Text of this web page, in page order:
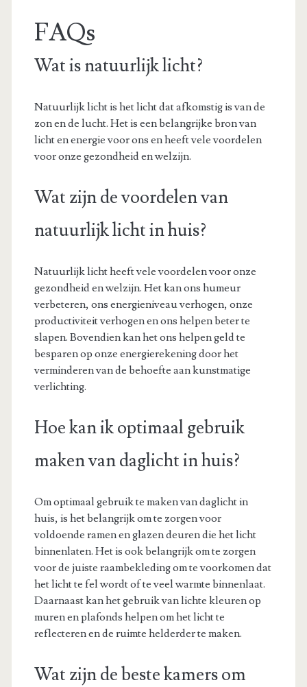
FAQs
Wat is natuurlijk licht?
Natuurlijk licht is het licht dat afkomstig is van de
zon en de lucht. Het is een belangrijke bron van
licht en energie voor ons en heeft vele voordelen
voor onze gezondheid en welzijn.
Wat zijn de voordelen van
natuurlijk licht in huis?
Natuurlijk licht heeft vele voordelen voor onze
gezondheid en welzijn. Het kan ons humeur
verbeteren, ons energieniveau verhogen, onze
productiviteit verhogen en ons helpen beter te
slapen. Bovendien kan het ons helpen geld te
besparen op onze energierekening door het
verminderen van de behoefte aan kunstmatige
verlichting.
Hoe kan ik optimaal gebruik
maken van daglicht in huis?
Om optimaal gebruik te maken van daglicht in
huis, is het belangrijk om te zorgen voor
voldoende ramen en glazen deuren die het licht
binnenlaten. Het is ook belangrijk om te zorgen
voor de juiste raambekleding om te voorkomen dat
het licht te fel wordt of te veel warmte binnenlaat.
Daarnaast kan het gebruik van lichte kleuren op
muren en plafonds helpen om het licht te
reflecteren en de ruimte helderder te maken.
Wat zijn de beste kamers om